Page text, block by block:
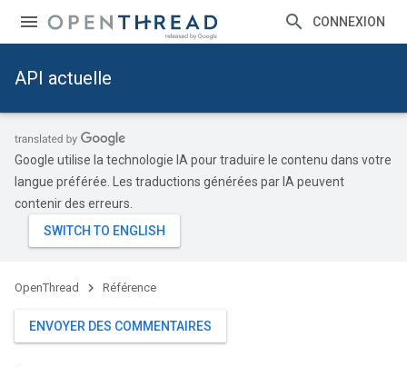
CONNEXION
API actuelle
Google utilise la technologie IA pour traduire le contenu dans votre
langue préférée. Les traductions générées par IA peuvent
contenir des erreurs.
OpenThread Référence
ENVOYER DES COMMENTAIRES